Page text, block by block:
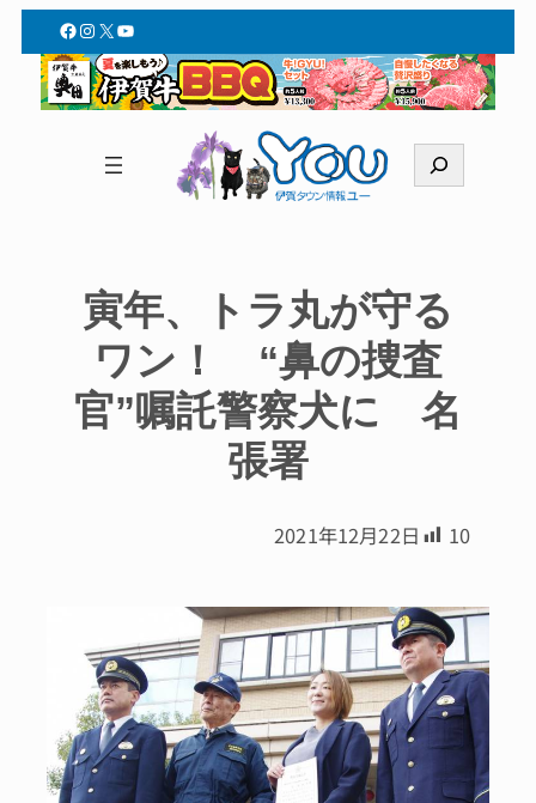
Facebook
Instagram
X YouTube
索
寅年、トラ丸が守る
ワン！ “鼻の捜査
官”嘱託警察犬に 名
張署
2021年12月22日 10